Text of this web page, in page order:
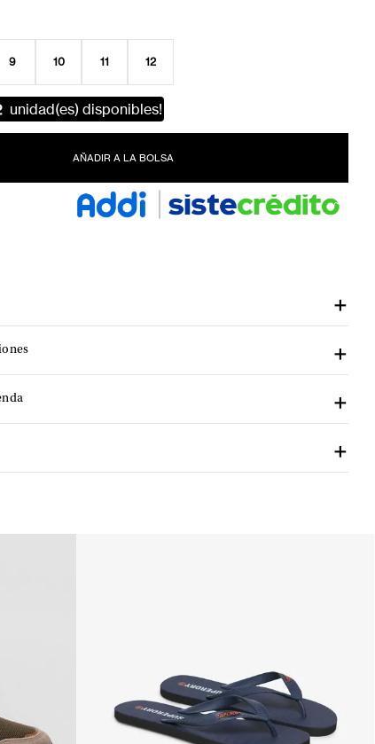
9 10 11 12
unidad(es) disponibles!
AÑADIR A LA BOLSA